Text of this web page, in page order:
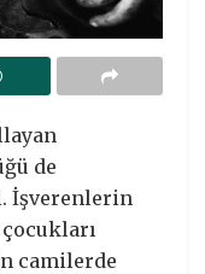
de
İşverenlerin
camilerde